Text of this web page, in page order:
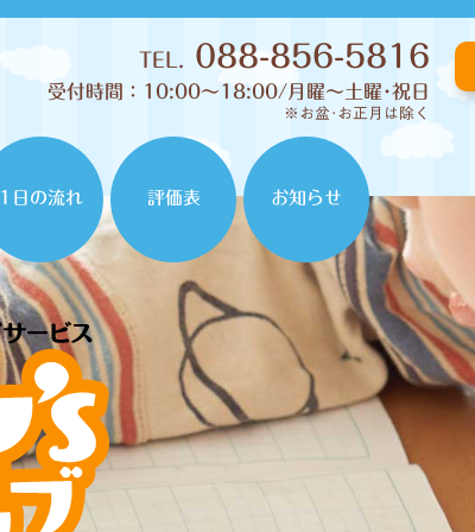
TEL. 088-856-5816
受付時間：10:00〜18:00/月曜〜土曜･祝日
※お盆･お正月は除く
1日の流れ 評価表 お知らせ